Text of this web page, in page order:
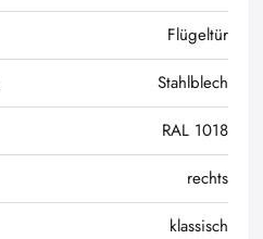
Flügeltür
Stahlblech
RAL 1018
rechts
klassisch